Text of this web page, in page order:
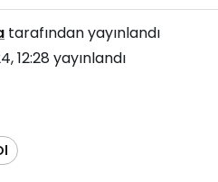
tarafından yayınlandı
12:28 yayınlandı